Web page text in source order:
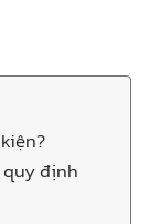
định